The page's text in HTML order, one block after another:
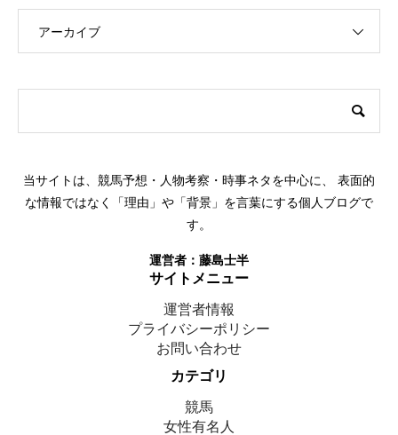
アーカイブ
当サイトは、競馬予想・人物考察・時事ネタを中心に、 表面的
な情報ではなく「理由」や「背景」を言葉にする個人ブログで
す。
運営者： 藤島士半
サイトメニュー
運営者情報
プライバシーポリシー
お問い合わせ
カテゴリ
競馬
女性有名人